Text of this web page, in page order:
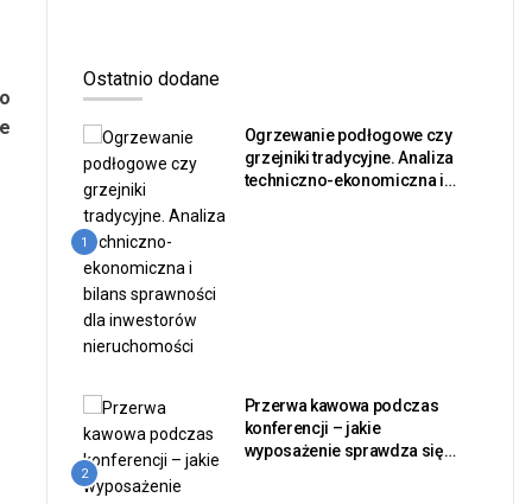
Ostatnio dodane
1
Ogrzewanie podłogowe czy
grzejniki tradycyjne. Analiza
techniczno-ekonomiczna i
2
Przerwa kawowa podczas
konferencji – jakie
wyposażenie sprawdza się